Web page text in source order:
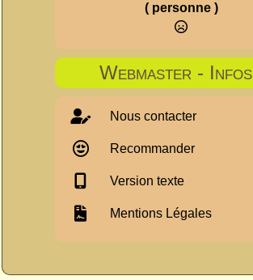
( personne )
Webmaster - Infos
Nous contacter
Recommander
Version texte
Mentions Légales